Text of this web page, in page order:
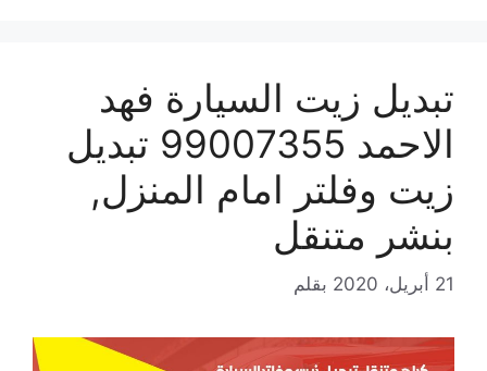
تبديل زيت السيارة فهد
الاحمد 99007355 تبديل
زيت وفلتر امام المنزل,
بنشر متنقل
21 أبريل، 2020 بقلم